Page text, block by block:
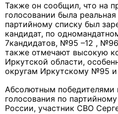
Также он сообщил, что на
голосовании была
партийному списку был
кандидат, по
7кандидатов, №95 –12 ,
также отмечают высокую
Иркутской области,
округам Иркутскому №95
Абсолютным победителями
голосования по
России, участник СВО